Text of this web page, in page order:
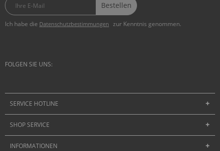
Bestellen
Ich habe die Datenschutzbestimmungen zur Kenntnis genommen.
FOLGEN SIE UNS:
SERVICE HOTLINE
SHOP SERVICE
INFORMATIONEN